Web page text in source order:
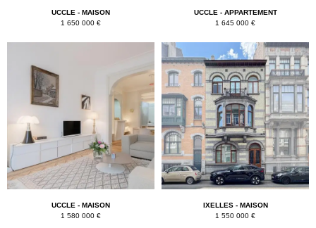
UCCLE - MAISON
1 650 000 €
UCCLE - APPARTEMENT
1 645 000 €
UCCLE - MAISON
1 580 000 €
IXELLES - MAISON
1 550 000 €